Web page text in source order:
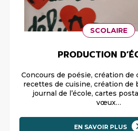
SCOLAIRE
PRODUCTION
Concours de poésie, création de
recettes de cuisine, création de
journal de l’école, cartes
vœux…
EN SAVOIR PLUS